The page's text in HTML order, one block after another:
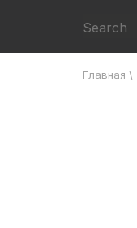
Главная \